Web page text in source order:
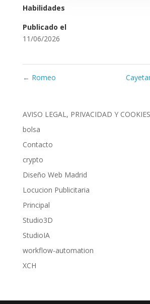
Habilidades
Publicado el
11/06/2026
← Romeo
AVISO LEGAL, PRIVACIDAD Y COOKIES
bolsa
Contacto
crypto
Diseño Web Madrid
Locucion Publicitaria
Principal
Studio3D
StudioIA
workflow-automation
XCH